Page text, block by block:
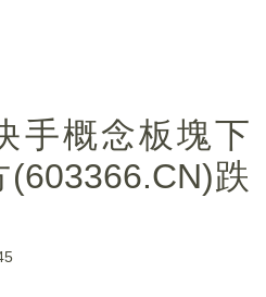
手概念板塊下
跌